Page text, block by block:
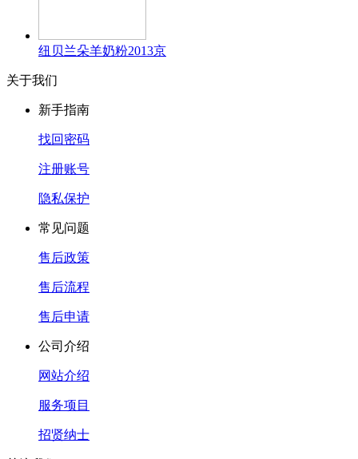
纽贝兰朵羊奶粉2013京
关于我们
新手指南
找回密码
注册账号
隐私保护
常见问题
售后政策
售后流程
售后申请
公司介绍
网站介绍
服务项目
招贤纳士